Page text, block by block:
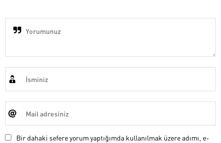
Bir dahaki sefere yorum yaptığımda kullanılmak üzere adımı, e-